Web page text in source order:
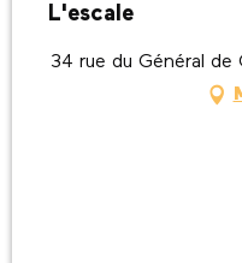
L'escale
34 rue du Général de